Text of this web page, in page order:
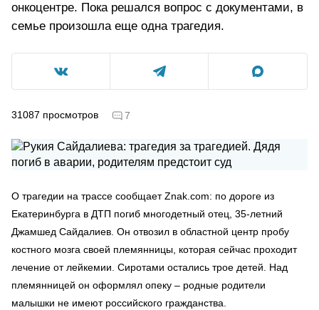
онкоцентре. Пока решался вопрос с документами, в
семье произошла еще одна трагедия.
31087 просмотров 7
О трагедии на трассе сообщаетZnak.com: по дороге из
Екатеринбурга в ДТП погиб многодетный отец, 35-летний
Джамшед Сайдалиев. Он отвозил в областной центр пробу
костного мозга своей племянницы, которая сейчас проходит
лечение от лейкемии. Сиротами остались трое детей. Над
племянницей он оформлял опеку – родные родители
малышки не имеют российского гражданства.